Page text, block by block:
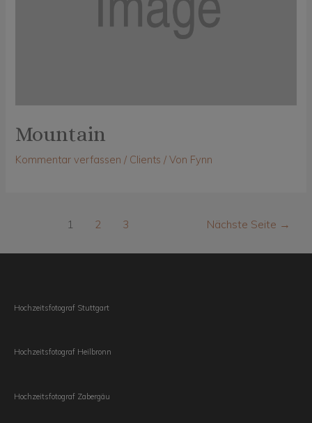
Mountain
Kommentar verfassen / Clients / Von Fynn
Seitennummerierung
Beiträge
1 2 3 Nächste Seite →
Hochzeitsfotograf Stuttgart
Hochzeitsfotograf Heilbronn
Hochzeitsfotograf Zabergäu